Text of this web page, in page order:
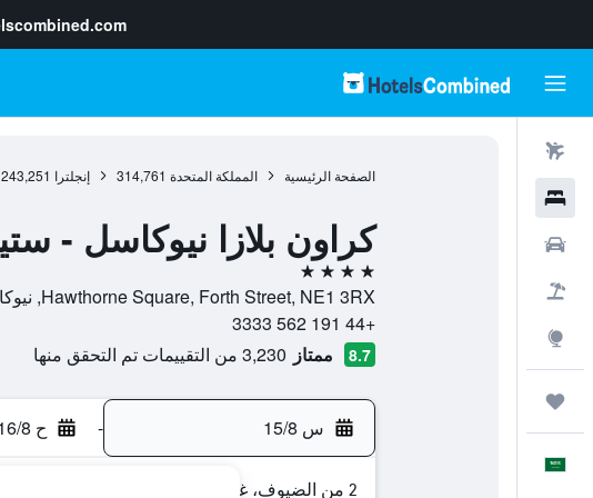
الصفحة الرئيسية المملكة المتحدة 314,761 إنجلترا 243,251
كراون بلازا نيوكاسل -
4 نجوم
Hawthorne Square, Forth Street, NE1 3RX, نيوكاسل, إنجلترا, المملكة المتحدة
+44 191 562 3333
8.7 ممتاز 3,230 من التقييمات تم التحقق منها
س 15/8 - ح 16/8
2 من الضيوف، غرفة واحدة